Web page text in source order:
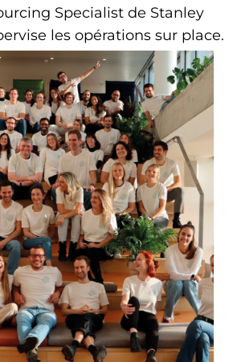
Specialist de Stanley
les opérations sur place.